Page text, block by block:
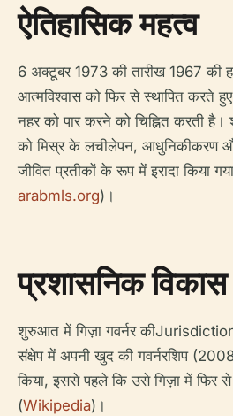
ऐतिहासिक महत्व
6 अक्टूबर 1973 की तारीख 1967 की
आत्मविश्वास को फिर से स्थापित करते
नहर को पार करने को चिह्नित करती
को मिस्र के लचीलेपन, आधुनिकीकरण
जीवित प्रतीकों के रूप में इरादा किया
arabmls.org)।
प्रशासनिक विकास
शुरुआत में गिज़ा गवर्नर
संक्षेप में अपनी खुद की गवर्नरशिप
किया, इससे पहले कि उसे गिज़ा में फिर
(Wikipedia)।